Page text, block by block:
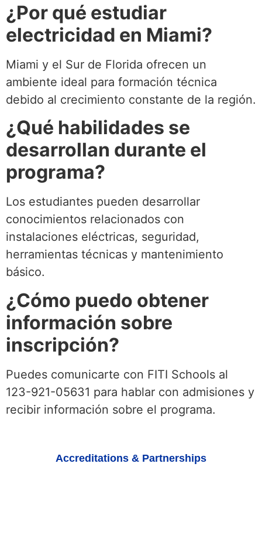
¿Por qué estudiar
electricidad en Miami?
Miami y el Sur de Florida ofrecen un
ambiente ideal para formación técnica
debido al crecimiento constante de la región.
¿Qué habilidades se
desarrollan durante el
programa?
Los estudiantes pueden desarrollar
conocimientos relacionados con
instalaciones eléctricas, seguridad,
herramientas técnicas y mantenimiento
básico.
¿Cómo puedo obtener
información sobre
inscripción?
Puedes comunicarte con FITI Schools al
123-921-05631 para hablar con admisiones y
recibir información sobre el programa.
Accreditations & Partnerships